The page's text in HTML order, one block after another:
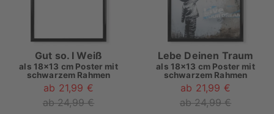
Gut so. I Weiß
als 18x13 cm Poster mit
schwarzem Rahmen
ab 21,99 €
ab 24,99 €
Lebe Deinen Traum
als 18x13 cm Poster mit
schwarzem Rahmen
ab 21,99 €
ab 24,99 €